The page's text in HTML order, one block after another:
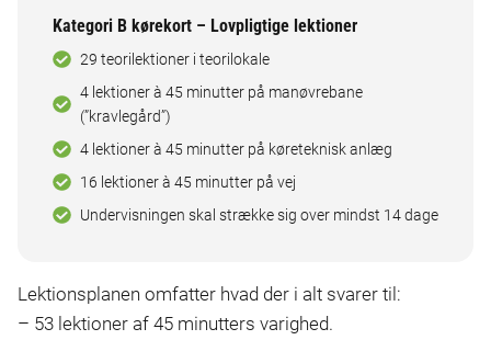
Kategori B kørekort – Lovpligtige lektioner
29 teorilektioner i teorilokale
4 lektioner à 45 minutter på manøvrebane
(”kravlegård”)
4 lektioner à 45 minutter på køreteknisk anlæg
16 lektioner à 45 minutter på vej
Undervisningen skal strække sig over mindst 14 dage
Lektionsplanen omfatter hvad der i alt svarer til:
– 53 lektioner af 45 minutters varighed.